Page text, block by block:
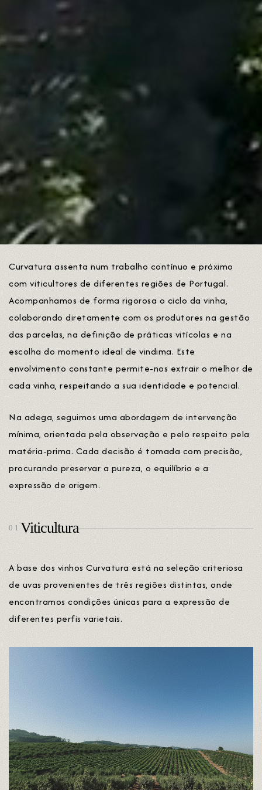
Curvatura assenta num trabalho contínuo e próximo
com viticultores de diferentes regiões de Portugal.
Acompanhamos de forma rigorosa o ciclo da vinha,
colaborando diretamente com os produtores na gestão
das parcelas, na definição de práticas vitícolas e na
escolha do momento ideal de vindima. Este
envolvimento constante permite-nos extrair o melhor de
cada vinha, respeitando a sua identidade e potencial.
Na adega, seguimos uma abordagem de intervenção
mínima, orientada pela observação e pelo respeito pela
matéria-prima. Cada decisão é tomada com precisão,
procurando preservar a pureza, o equilíbrio e a
expressão de origem.
01 Viticultura
A base dos vinhos Curvatura está na seleção criteriosa
de uvas provenientes de três regiões distintas, onde
encontramos condições únicas para a expressão de
diferentes perfis varietais.